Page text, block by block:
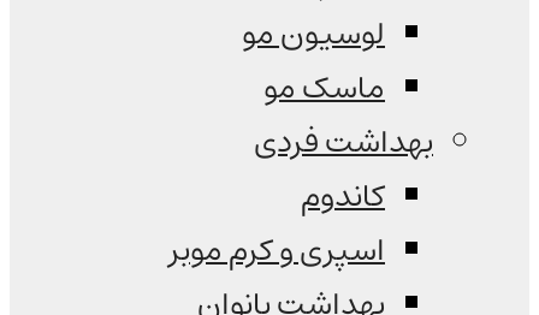
لوسیون مو
ماسک مو
بهداشت فردی
کاندوم
اسپری و کرم موبر